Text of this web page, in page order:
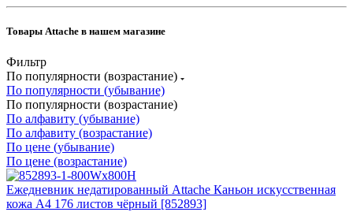
Товары Attache в нашем магазине
Фильтр
По популярности (возрастание)
По популярности (убывание)
По популярности (возрастание)
По алфавиту (убывание)
По алфавиту (возрастание)
По цене (убывание)
По цене (возрастание)
Ежедневник недатированный Attache Каньон искусственная
кожа A4 176 листов чёрный [852893]